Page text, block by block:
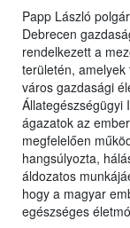
Papp László
Debrecen
rendelkezett a
területén,
város gazdasági
Állategészségügyi
ágazatok az
megfelelően
hangsúlyozta,
áldozatos
hogy a magyar
egészséges